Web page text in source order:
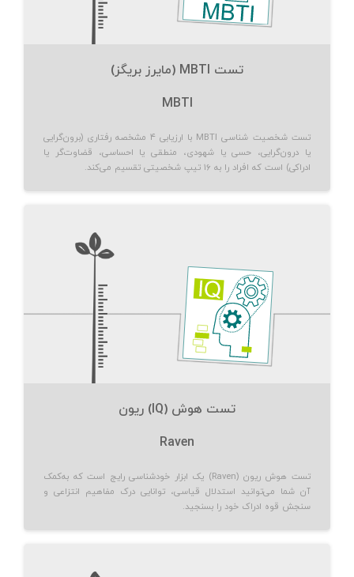
تست MBTI (مایرز بریگز)
MBTI
تست شخصیت شناسی MBTI با ارزیابی ۴ مشخصه رفتاری (برون‌گرایی
یا درون‌گرایی، حسی یا شهودی، منطقی یا احساسی، قضاوت‌گر یا
ادراکی) است که افراد را به ۱۶ تیپ شخصیتی تقسیم می‌کند.
تست هوش (IQ) ریون
Raven
تست هوش ریون (Raven) یک ابزار خودشناسی رایج است که به‌کمک
آن شما می‌توانید استدلال قیاسی، توانایی درک مفاهیم انتزاعی و
سنجش قوه ادراک خود را بسنجید.